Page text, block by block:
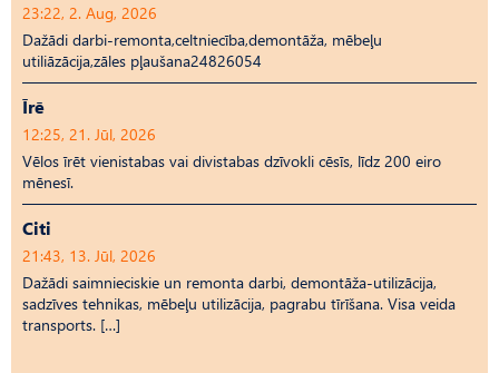
23:22, 2. Aug, 2026
Dažādi darbi-remonta,celtniecība,demontāža, mēbeļu
utiliāzācija,zāles pļaušana24826054
Īrē
12:25, 21. Jūl, 2026
Vēlos īrēt vienistabas vai divistabas dzīvokli cēsīs, līdz 200 eiro
mēnesī.
Citi
21:43, 13. Jūl, 2026
Dažādi saimnieciskie un remonta darbi, demontāža-utilizācija,
sadzīves tehnikas, mēbeļu utilizācija, pagrabu tīrīšana. Visa veida
transports. […]